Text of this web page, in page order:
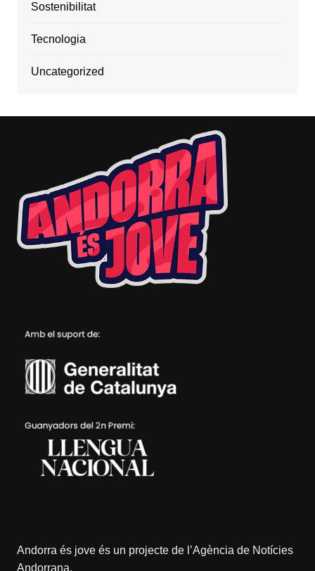
Sostenibilitat
Tecnologia
Uncategorized
Andorra és jove és un projecte de l’Agència de Notícies
Andorrana.